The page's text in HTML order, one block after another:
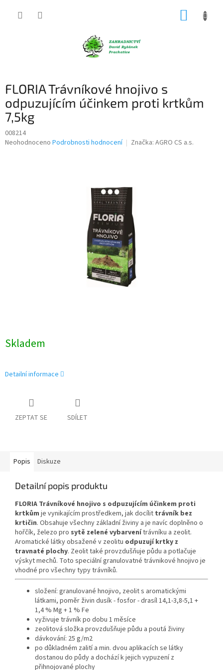
FLORIA Trávníkové hnojivo s
odpuzujícím účinkem proti krtkům
7,5kg
008214
Průměrné
Neohodnoceno Podrobnosti hodnocení Značka: AGRO CS a.s.
Skladem
Detailní informace
ZEPTAT SE SDÍLET
Popis Diskuze
Detailní popis produktu
FLORIA Trávníkové hnojivo s odpuzujícím účinkem proti
krtkům je vynikajícím prostředkem, jak docílit trávník bez
krtičin. Obsahuje všechny základní živiny a je navíc doplněno o
hořčík, železo pro sytě zelené vybarvenítrávníku a zeolit.
Aromatické látky obsažené v zeolitu odpuzují krtky z
travnaté plochy. Zeolit také provzdušňuje půdu a potlačuje
výskyt mechů. Toto speciální granulovatné trávnikové hnojivo je
vhodné pro všechny typy trávníků.
složení: granulované hnojivo, zeolit s aromatickými
látkami, poměr živin dusík - fosfor - drasíl 14,1-3,8-5,1 +
1,4 % Mg + 1 % Fe
vyživuje trávník po dobu 1 měsíce
zeolitová složka provzdušňuje půdu a poutá živiny
dávkování: 25 g/m2
po důkladném zalití a min. dvou aplikacích se látky
dostanou do půdy a dochází k jejich vypuzení z
přihnojované plochy